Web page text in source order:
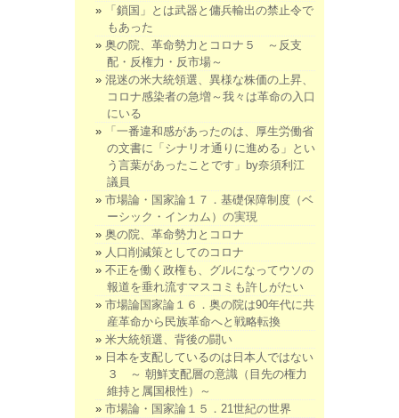
「鎖国」とは武器と傭兵輸出の禁止令で
もあった
奥の院、革命勢力とコロナ５ ～反支
配・反権力・反市場～
混迷の米大統領選、異様な株価の上昇、
コロナ感染者の急増～我々は革命の入口
にいる
「一番違和感があったのは、厚生労働省
の文書に「シナリオ通りに進める」とい
う言葉があったことです」by奈須利江
議員
市場論・国家論１７．基礎保障制度（ベ
ーシック・インカム）の実現
奥の院、革命勢力とコロナ
人口削減策としてのコロナ
不正を働く政権も、グルになってウソの
報道を垂れ流すマスコミも許しがたい
市場論国家論１６．奥の院は90年代に共
産革命から民族革命へと戦略転換
米大統領選、背後の闘い
日本を支配しているのは日本人ではない
３ ～ 朝鮮支配層の意識（目先の権力
維持と属国根性）～
市場論・国家論１５．21世紀の世界